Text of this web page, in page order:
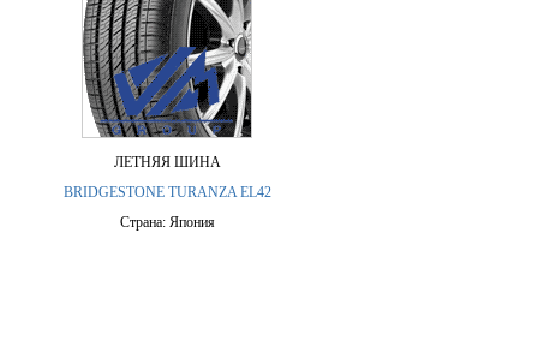
ЛЕТНЯЯ ШИНА
BRIDGESTONE TURANZA EL42
Страна: Япония